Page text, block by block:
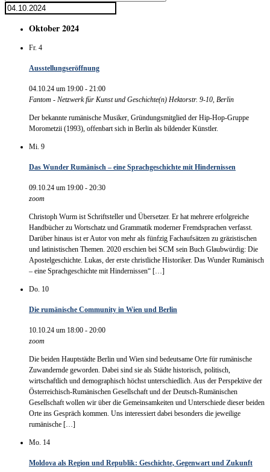
Oktober 2024
Fr. 4
Ausstellungseröffnung
04.10.24 um 19:00 - 21:00
Fantom - Netzwerk für Kunst und Geschichte(n) Hektorstr. 9-10, Berlin
Der bekannte rumänische Musiker, Gründungsmitglied der Hip-Hop-Gruppe
Morometzii (1993), offenbart sich in Berlin als bildender Künstler.
Mi. 9
Das Wunder Rumänisch – eine Sprachgeschichte mit Hindernissen
09.10.24 um 19:00 - 20:30
zoom
Christoph Wurm ist Schriftsteller und Übersetzer. Er hat mehrere erfolgreiche
Handbücher zu Wortschatz und Grammatik moderner Fremdsprachen verfasst.
Darüber hinaus ist er Autor von mehr als fünfzig Fachaufsätzen zu gräzistischen
und latinistischen Themen. 2020 erschien bei SCM sein Buch Glaubwürdig: Die
Apostelgeschichte. Lukas, der erste christliche Historiker. Das Wunder Rumänisch
– eine Sprachgeschichte mit Hindernissen“ […]
Do. 10
Die rumänische Community in Wien und Berlin
10.10.24 um 18:00 - 20:00
zoom
Die beiden Hauptstädte Berlin und Wien sind bedeutsame Orte für rumänische
Zuwandernde geworden. Dabei sind sie als Städte historisch, politisch,
wirtschaftlich und demographisch höchst unterschiedlich. Aus der Perspektive der
Österreichisch-Rumänischen Gesellschaft und der Deutsch-Rumänischen
Gesellschaft wollen wir über die Gemeinsamkeiten und Unterschiede dieser beiden
Orte ins Gespräch kommen. Uns interessiert dabei besonders die jeweilige
rumänische […]
Mo. 14
Moldova als Region und Republik: Geschichte, Gegenwart und Zukunft